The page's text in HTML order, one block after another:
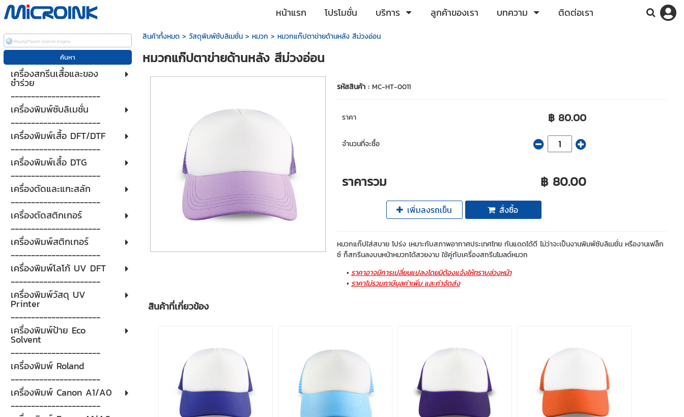
หน้าแรก โปรโมชั่น บริการ ลูกค้าของเรา บทความ ติดต่อเรา
เครื่องสกรีนเสื้อและของ
ชำร่วย
----------------------
เครื่องพิมพ์ซับลิเมชั่น
----------------------
เครื่องพิมพ์เสื้อ DFT/DTF
----------------------
เครื่องพิมพ์เสื้อ DTG
----------------------
เครื่องตัดและแกะสลัก
----------------------
เครื่องตัดสติกเกอร์
----------------------
เครื่องพิมพ์สติกเกอร์
----------------------
เครื่องพิมพ์โลโก้ UV DFT
----------------------
เครื่องพิมพ์วัสดุ UV
Printer
----------------------
เครื่องพิมพ์ป้าย Eco
Solvent
----------------------
เครื่องพิมพ์ Roland
----------------------
เครื่องพิมพ์ Canon A1/A0
----------------------
สินค้าทั้งหมด> วัสดุพิมพ์ซับลิเมชั่น> หมวก > หมวกแก๊ปตาข่ายด้านหลัง สีม่วงอ่อน
หมวกแก๊ปตาข่ายด้านหลัง สีม่วงอ่อน
รหัสสินค้า : MC-HT-0011
ราคา ฿ 80.00
จำนวนที่จะซื้อ
ราคารวม ฿ 80.00
เพิ่มลงรถเข็น สั่งซื้อ
หมวกแก๊ปใส่สบาย โปร่ง เหมาะกับสภาพอากาศประเทศไทย กันแดดได้ดี ไม่ว่าจะเป็นงานพิมพ์ซับลิเมชั่น หรืองานเฟล็ก
ซ์ ก็สกรีนลงบนหน้าหมวกได้สวยงาม ใช้คู่กับเครื่องสกรีนโมลด์หมวก
ราคาอาจมีการเปลี่ยนแปลงโดยมิต้องแจ้งให้ทราบล่วงหน้า
ราคาไม่รวมภาษีมูลค่าเพิ่ม และค่าจัดส่ง
สินค้าที่เกี่ยวข้อง